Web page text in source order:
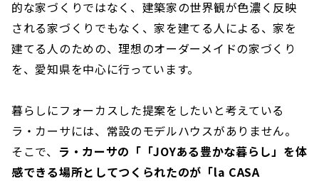
的な家づくりではなく、建築家の世界観が色濃く反映
される家づくりでもなく、家を建てる人による、家を
建てる人のための、理想のオーダーメイドの家づくり
を、愛知県を中心に行っています。
暮らしにフォーカスした提案をしたいと考えている
ラ・カーサには、常設のモデルハウスがありません。
そこで、 ラ・カーサの「「JOYある豊かな暮らし」を体
感できる場所としてつくられたのが「la CASA